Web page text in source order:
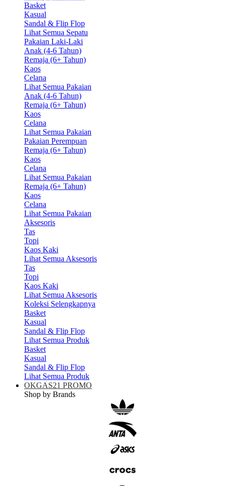
Basket
Kasual
Sandal & Flip Flop
Lihat Semua Sepatu
Pakaian Laki-Laki
Anak (4-6 Tahun)
Remaja (6+ Tahun)
Kaos
Celana
Lihat Semua Pakaian
Anak (4-6 Tahun)
Remaja (6+ Tahun)
Kaos
Celana
Lihat Semua Pakaian
Pakaian Perempuan
Remaja (6+ Tahun)
Kaos
Celana
Lihat Semua Pakaian
Remaja (6+ Tahun)
Kaos
Celana
Lihat Semua Pakaian
Aksesoris
Tas
Topi
Kaos Kaki
Lihat Semua Aksesoris
Tas
Topi
Kaos Kaki
Lihat Semua Aksesoris
Koleksi Selengkapnya
Basket
Kasual
Sandal & Flip Flop
Lihat Semua Produk
Basket
Kasual
Sandal & Flip Flop
Lihat Semua Produk
OKGAS21 PROMO
Shop by Brands